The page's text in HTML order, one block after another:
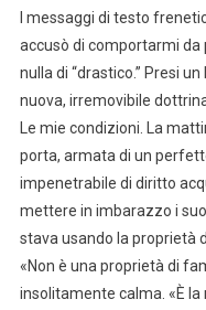
I messaggi di testo
accusò di comportarmi da
nulla di “drastico.” Presi
nuova, irremovibile
Le mie condizioni. La
porta, armata di un
impenetrabile di diritto
mettere in imbarazzo i
stava usando la proprietà
«Non è una proprietà di
insolitamente calma. «È la